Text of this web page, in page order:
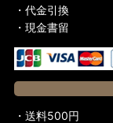
・代金引換
・現金書留
・送料500円